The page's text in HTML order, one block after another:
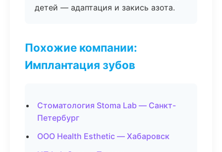
детей — адаптация и закись азота.
Похожие компании:
Имплантация зубов
Стоматология Stoma Lab — Санкт-
Петербург
ООО Health Esthetic — Хабаровск